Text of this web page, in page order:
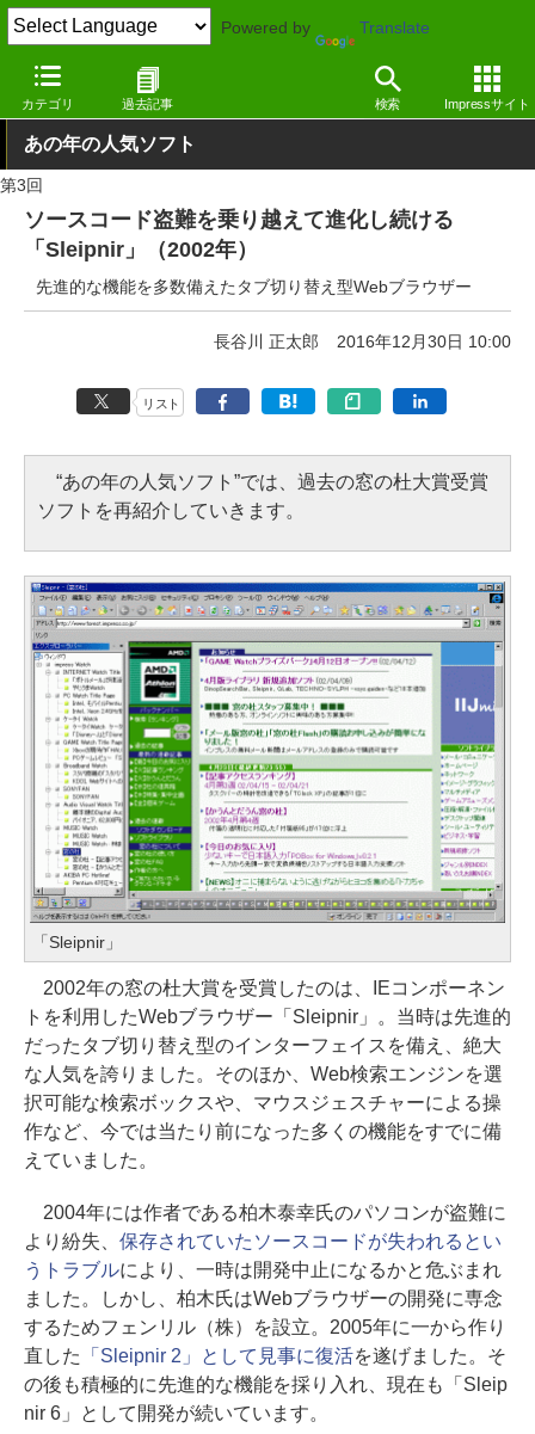
Powered by Translate
カテゴリ 過去記事 検索 Impressサイト
窓の杜 その他の話題
あの年の人気ソフト
第3回
ソースコード盗難を乗り越えて進化し続ける
「Sleipnir」（2002年）
先進的な機能を多数備えたタブ切り替え型Webブラウザー
長谷川 正太郎 2016年12月30日 10:00
リスト
“あの年の人気ソフト”では、過去の窓の杜大賞受賞
ソフトを再紹介していきます。
「Sleipnir」
2002年の窓の杜大賞を受賞したのは、IEコンポーネン
トを利用したWebブラウザー「Sleipnir」。当時は先進的
だったタブ切り替え型のインターフェイスを備え、絶大
な人気を誇りました。そのほか、Web検索エンジンを選
択可能な検索ボックスや、マウスジェスチャーによる操
作など、今では当たり前になった多くの機能をすでに備
えていました。
2004年には作者である柏木泰幸氏のパソコンが盗難に
より紛失、 保存されていたソースコードが失われるとい
うトラブルにより、一時は開発中止になるかと危ぶまれ
ました。しかし、柏木氏はWebブラウザーの開発に専念
するためフェンリル（株）を設立。2005年に一から作り
直した
「Sleipnir 2」として見事に復活を遂げました。そ
の後も積極的に先進的な機能を採り入れ、現在も「Sleip
nir 6」として開発が続いています。